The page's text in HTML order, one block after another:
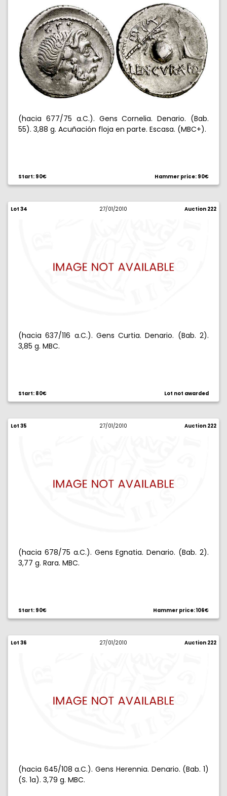
(hacia 677/75 a.C.). Gens Cornelia. Denario. (Bab.
55). 3,88 g. Acuñación floja en parte. Escasa. (MBC+).
Start: 90€ Hammer price: 90€
Lot 34 27/01/2010 Auction 222
(hacia 637/116 a.C.). Gens Curtia. Denario. (Bab. 2).
3,85 g. MBC.
Start: 80€ Lot not awarded
Lot 35 27/01/2010 Auction 222
(hacia 678/75 a.C.). Gens Egnatia. Denario. (Bab. 2).
3,77 g. Rara. MBC.
Start: 90€ Hammer price: 106€
Lot 36 27/01/2010 Auction 222
(hacia 645/108 a.C.). Gens Herennia. Denario. (Bab. 1)
(S. 1a). 3,79 g. MBC.